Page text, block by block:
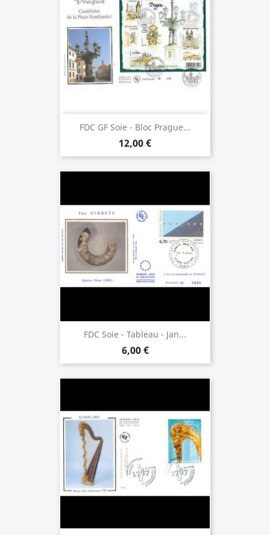
FDC GF Soie - Bloc Prague...
12,00 €
FDC Soie - Tableau - Jan...
6,00 €